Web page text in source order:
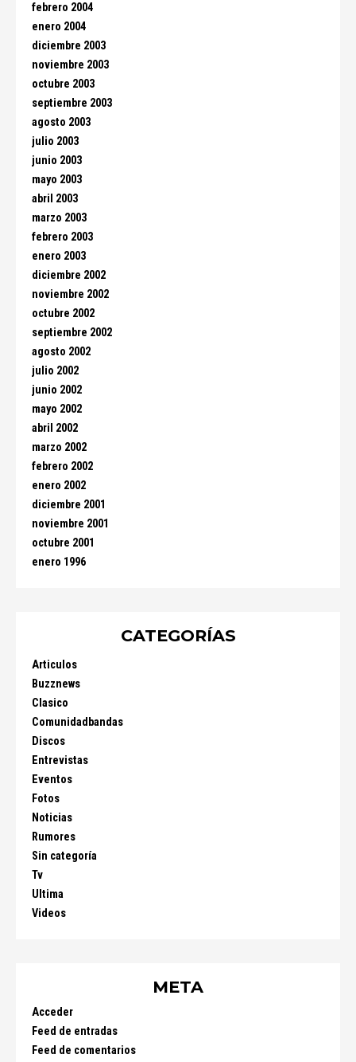
febrero 2004
enero 2004
diciembre 2003
noviembre 2003
octubre 2003
septiembre 2003
agosto 2003
julio 2003
junio 2003
mayo 2003
abril 2003
marzo 2003
febrero 2003
enero 2003
diciembre 2002
noviembre 2002
octubre 2002
septiembre 2002
agosto 2002
julio 2002
junio 2002
mayo 2002
abril 2002
marzo 2002
febrero 2002
enero 2002
diciembre 2001
noviembre 2001
octubre 2001
enero 1996
CATEGORÍAS
Articulos
Buzznews
Clasico
Comunidadbandas
Discos
Entrevistas
Eventos
Fotos
Noticias
Rumores
Sin categoría
Tv
Ultima
Videos
META
Acceder
Feed de entradas
Feed de comentarios